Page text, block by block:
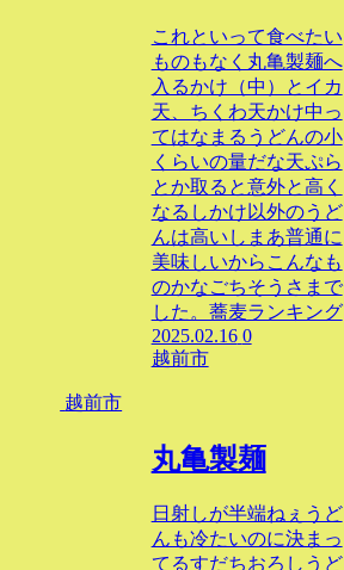
これといって食べたい
ものもなく丸亀製麺へ
入るかけ（中）とイカ
天、ちくわ天かけ中っ
てはなまるうどんの小
くらいの量だな天ぷら
とか取ると意外と高く
なるしかけ以外のうど
んは高いしまあ普通に
美味しいからこんなも
のかなごちそうさまで
した。蕎麦ランキング
2025.02.16 0
越前市
越前市
丸亀製麺
日射しが半端ねぇうど
んも冷たいのに決まっ
てるすだちおろしうど